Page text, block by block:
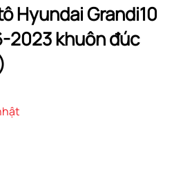
Hyundai Grandi10
2023 khuôn đúc